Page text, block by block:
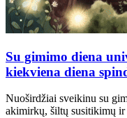
Su gimimo diena
kiekviena diena
Nuoširdžiai sveikinu su
akimirkų, šiltų susitikimų